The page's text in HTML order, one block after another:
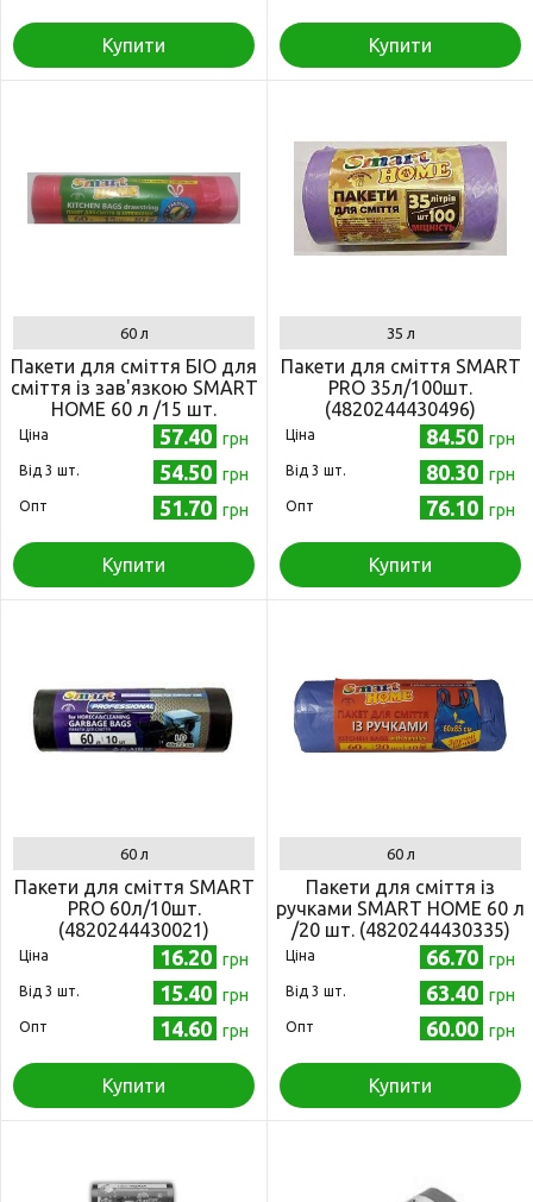
Купити Купити
60 л
Пакети для сміття БІО для
сміття із зав'язкою SMART
HOME 60 л /15 шт.
(4820244430410)
Ціна 57.40 грн
Від 3 шт. 54.50 грн
Опт 51.70 грн
Купити
35 л
Пакети для сміття SMART
PRO 35л/100шт.
(4820244430496)
Ціна 84.50 грн
Від 3 шт. 80.30 грн
Опт 76.10 грн
Купити
60 л
Пакети для сміття SMART
PRO 60л/10шт.
(4820244430021)
Ціна 16.20 грн
Від 3 шт. 15.40 грн
Опт 14.60 грн
Купити
60 л
Пакети для сміття із
ручками SMART HOME 60 л
/20 шт. (4820244430335)
Ціна 66.70 грн
Від 3 шт. 63.40 грн
Опт 60.00 грн
Купити